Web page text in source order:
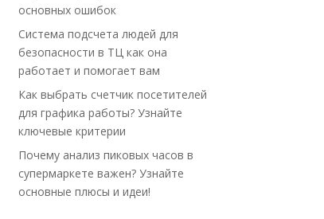
основных ошибок
Система подсчета людей для
безопасности в ТЦ как она
работает и помогает вам
Как выбрать счетчик посетителей
для графика работы? Узнайте
ключевые критерии
Почему анализ пиковых часов в
супермаркете важен? Узнайте
основные плюсы и идеи!